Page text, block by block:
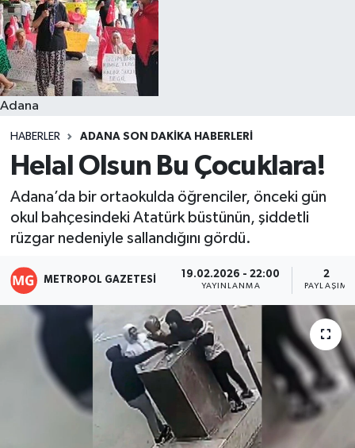
Adana
HABERLER ADANA SON DAKIKA HABERLERI
Helal Olsun Bu Çocuklara!
Adana’da bir ortaokulda öğrenciler, önceki gün
okul bahçesindeki Atatürk büstünün, şiddetli
rüzgar nedeniyle sallandığını gördü.
METROPOL GAZETESI 19.02.2026 - 22:00
YAYINLANMA
2
PAYLAŞIM
Resmi İlanlar